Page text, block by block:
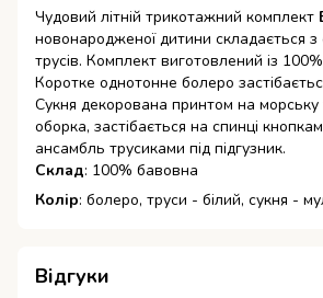
Чудовий літній трикотажний комплект
новонародженої дитини складається з
трусів. Комплект виготовлений із
Коротке однотонне болеро
Сукня декорована принтом на морську
оборка, застібається на спинці
ансамбль трусиками під підгузник.
Склад: 100% бавовна
Колір: болеро, труси - білий, сукня -
Відгуки